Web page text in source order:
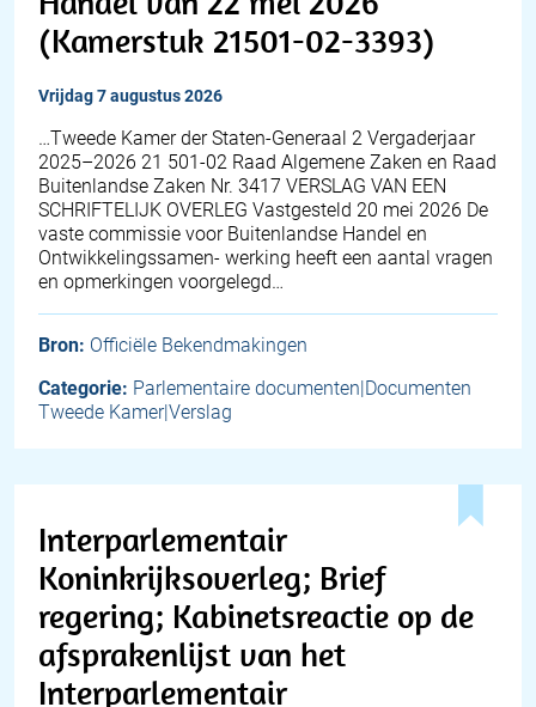
(Kamerstuk 21501-02-3393)
vrijdag 7 augustus 2026
…Tweede Kamer der Staten-Generaal 2 Vergaderjaar
2025–2026 21 501-02 Raad Algemene Zaken en Raad
Buitenlandse Zaken Nr. 3417 VERSLAG VAN EEN
SCHRIFTELIJK OVERLEG Vastgesteld 20 mei 2026 De
vaste commissie voor Buitenlandse Handel en
Ontwikkelingssamen- werking heeft een aantal vragen
en opmerkingen voorgelegd…
Bron: Officiële Bekendmakingen
Categorie: Parlementaire documenten|Documenten
Tweede Kamer|Verslag
Interparlementair
Koninkrijksoverleg; Brief
regering; Kabinetsreactie op de
afsprakenlijst van het
Interparlementair